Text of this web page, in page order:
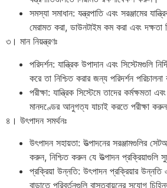
সমস্যা সমাধান: যন্ত্রপাতি এবং সরঞ্জামের
মেরামত করা, ডাউনটাইম কম করা এবং দক্ষতা
৩। মান নিয়ন্ত্রণঃ
পরিদর্শন: যান্ত্রিক উপাদান এবং সিস্টেমগুলি
করে তা নিশ্চিত করার জন্য পরিদর্শন
পরীক্ষা: যান্ত্রিক সিস্টেমে তাদের কর্মক্ষমতা
মানদণ্ডের আনুগত্য যাচাই করতে পরীক্ষা
৪। উৎপাদন সমর্থনঃ
উৎপাদন সহায়তা: উত্পাদনের সরঞ্জামগুলির
করুন, নিশ্চিত করুন যে উত্পাদন প্রক্রিয়াগুলি
প্রক্রিয়া উন্নতি: উৎপাদন প্রক্রিয়ার উন্নতি
বাড়াতে পরিবর্তনগুলি বাস্তবায়নের সুযোগ